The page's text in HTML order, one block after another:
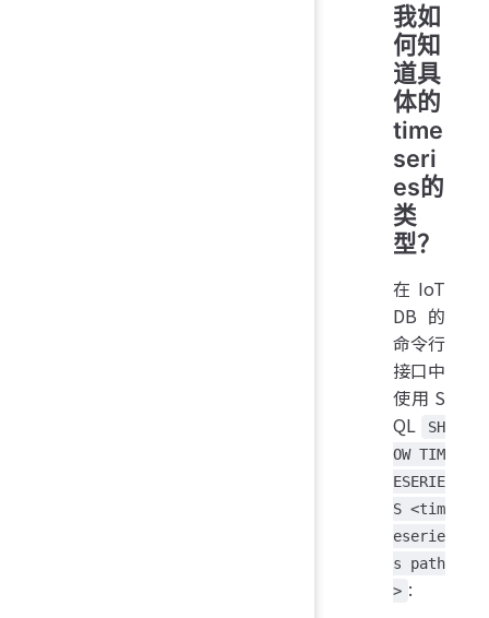
我如
何知
道具
体的
time
seri
es的
类
型？
在 IoT
DB 的
命令行
接口中
使用 S
QL
SH
OW TIM
ESERIE
S <tim
eserie
s path
> :